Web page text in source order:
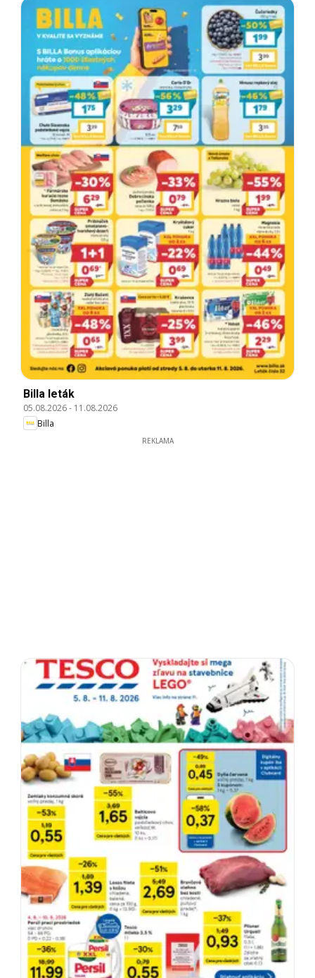
Billa leták
05.08.2026- 11.08.2026
Billa
REKLAMA